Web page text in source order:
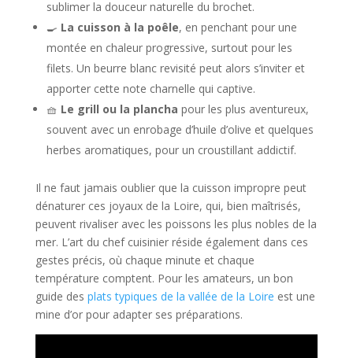
sublimer la douceur naturelle du brochet.
🍳 La cuisson à la poêle, en penchant pour une
montée en chaleur progressive, surtout pour les
filets. Un beurre blanc revisité peut alors s’inviter et
apporter cette note charnelle qui captive.
🧺 Le grill ou la plancha pour les plus aventureux,
souvent avec un enrobage d’huile d’olive et quelques
herbes aromatiques, pour un croustillant addictif.
Il ne faut jamais oublier que la cuisson impropre peut
dénaturer ces joyaux de la Loire, qui, bien maîtrisés,
peuvent rivaliser avec les poissons les plus nobles de la
mer. L’art du chef cuisinier réside également dans ces
gestes précis, où chaque minute et chaque
température comptent. Pour les amateurs, un bon
guide des plats typiques de la vallée de la Loire est une
mine d’or pour adapter ses préparations.